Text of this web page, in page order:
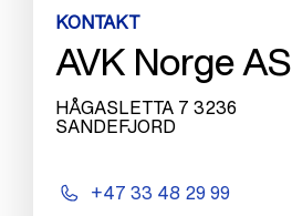
KONTAKT
AVK Norge AS
HÅGASLETTA 7 3236
SANDEFJORD
+47 33 48 29 99